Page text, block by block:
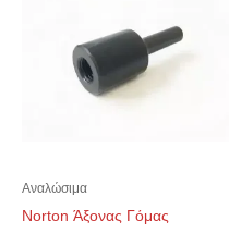
Αναλώσιμα
Norton Άξονας Γόμας